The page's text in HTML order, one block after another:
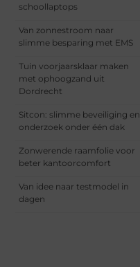
schoollaptops
Van zonnestroom naar
slimme besparing met EMS
Tuin voorjaarsklaar maken
met ophoogzand uit
Dordrecht
Sitcon: slimme beveiliging en
onderzoek onder één dak
Zonwerende raamfolie voor
beter kantoorcomfort
Van idee naar testmodel in
dagen